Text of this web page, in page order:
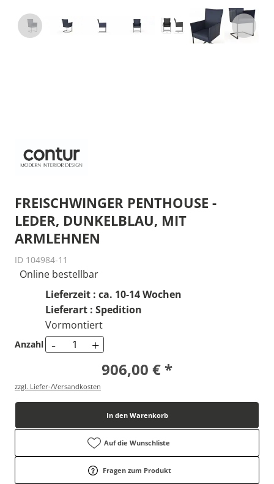
FREISCHWINGER PENTHOUSE -
LEDER, DUNKELBLAU, MIT
ARMLEHNEN
ID 104984-11
Online bestellbar
Lieferzeit : ca. 10-14 Wochen
Lieferart : Spedition
Vormontiert
Anzahl - +
906,00 € *
zzgl. Liefer-/Versandkosten
In den Warenkorb
Auf die Wunschliste
Fragen zum Produkt